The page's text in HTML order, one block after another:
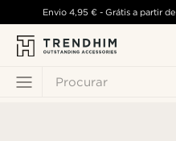
Procurar
Envio 4,95 €- Grátis a partir de